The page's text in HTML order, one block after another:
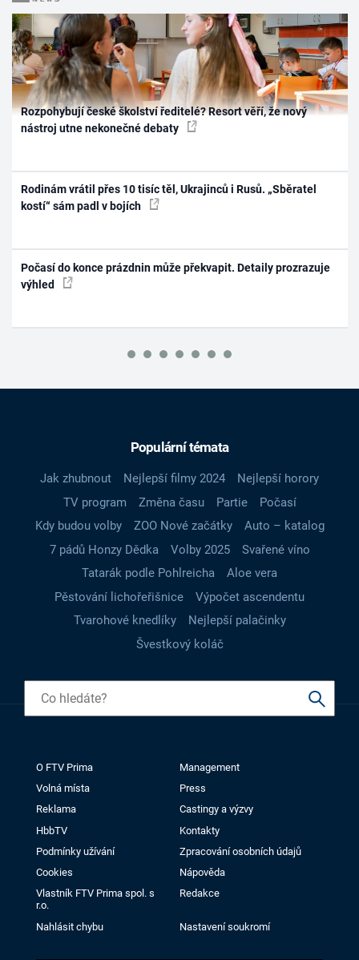
Rozpohybují české školství ředitelé? Resort věří, že nový
nástroj utne nekonečné debaty
Rodinám vrátil přes 10 tisíc těl, Ukrajinců i Rusů. „Sběratel
kostí“ sám padl v bojích
Počasí do konce prázdnin může překvapit. Detaily prozrazuje
výhled
Populární témata
Jak zhubnout Nejlepší filmy 2024
Nejlepší horory
TV program
Změna času Partie
Počasí
Kdy budou volby
ZOO Nové začátky
Auto – katalog
7 pádů Honzy Dědka
Volby 2025
Svařené víno
Tatarák podle Pohlreicha
Aloe vera
Pěstování lichořeřišnice
Výpočet ascendentu
Tvarohové knedlíky
Nejlepší palačinky
Švestkový koláč
O FTV Prima
Management
Volná místa
Press
Reklama
Castingy a výzvy
HbbTV
Kontakty
Podmínky užívání
Zpracování osobních údajů
Cookies
Nápověda
Vlastník FTV Prima spol. s
r.o.
Redakce
Nahlásit chybu Nastavení soukromí